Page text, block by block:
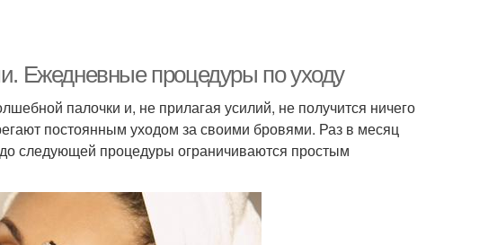
Ежедневные процедуры по уходу
палочки и, не прилагая усилий, не получится ничего
постоянным уходом за своими бровями. Раз в месяц
следующей процедуры ограничиваются простым